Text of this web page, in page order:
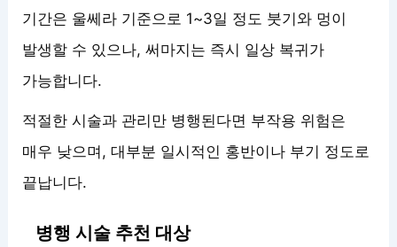
기간은 울쎄라 기준으로 1~3일 정도 붓기와 멍이
발생할 수 있으나, 써마지는 즉시 일상 복귀가
가능합니다.
적절한 시술과 관리만 병행된다면 부작용 위험은
매우 낮으며, 대부분 일시적인 홍반이나 부기 정도로
끝납니다.
병행 시술 추천 대상